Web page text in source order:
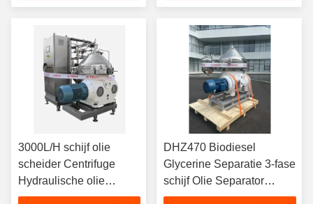
SS316L Kom 380 V 3
karretje ontwerp
3000L/H schijf olie
scheider Centrifuge
Hydraulische olie
recycling 5.5kW Motor
DHZ470 Biodiesel
Glycerine Separatie 3-fase
schijf Olie Separator
Glijdende zuiger